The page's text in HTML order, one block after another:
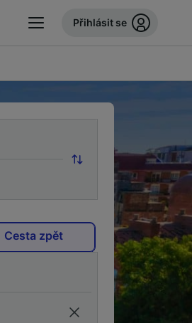
Přihlásit se
Cesta zpět